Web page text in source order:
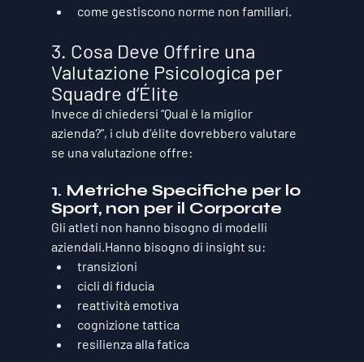
come gestiscono norme non familiari.
3. Cosa Deve Offrire una
Valutazione Psicologica per
Squadre d’Élite
Invece di chiedersi “Qual è la miglior
azienda?”, i club d’élite dovrebbero valutare
se una valutazione offre:
1. Metriche Specifiche per lo
Sport, non per il Corporate
Gli atleti non hanno bisogno di modelli
aziendali.Hanno bisogno di insight su:
transizioni
cicli di fiducia
reattività emotiva
cognizione tattica
resilienza alla fatica